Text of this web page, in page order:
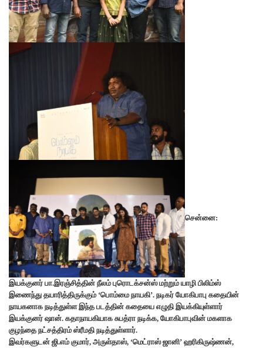
சென்னை:
இயக்குனர் பா.இரஞ்சித்தின் நீலம் புரொடக்சன்ஸ் மற்றும் யாழி பிலிம்ஸ்
இணைந்து தயாரித்திருக்கும் ‘பொம்மை நாயகி’. நடிகர் யோகிபாபு கதையின்
நாயகனாக நடித்துள்ள இந்த படத்தின் கதையை எழுதி இயக்கியுள்ளார்
இயக்குனர் ஷான். கதாநாயகியாக சுபத்ரா நடிக்க, யோகிபாபுவின் மகளாக
குழந்தை நட்சத்திரம் ஸ்ரீமதி நடித்துள்ளார்.
இவர்களுடன் ஜி.எம் குமார், அருள்தாஸ், ‘மெட்ராஸ் ஜானி’ ஹரிகிருஷ்ணன்,